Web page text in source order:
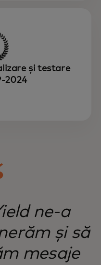
și testare
2024
ne-a
și să
mesaje